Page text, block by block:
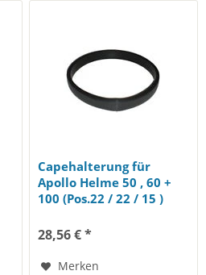
Capehalterung für
Apollo Helme 50 , 60 +
100 (Pos.22 / 22 / 15 )
28,56 € *
Merken